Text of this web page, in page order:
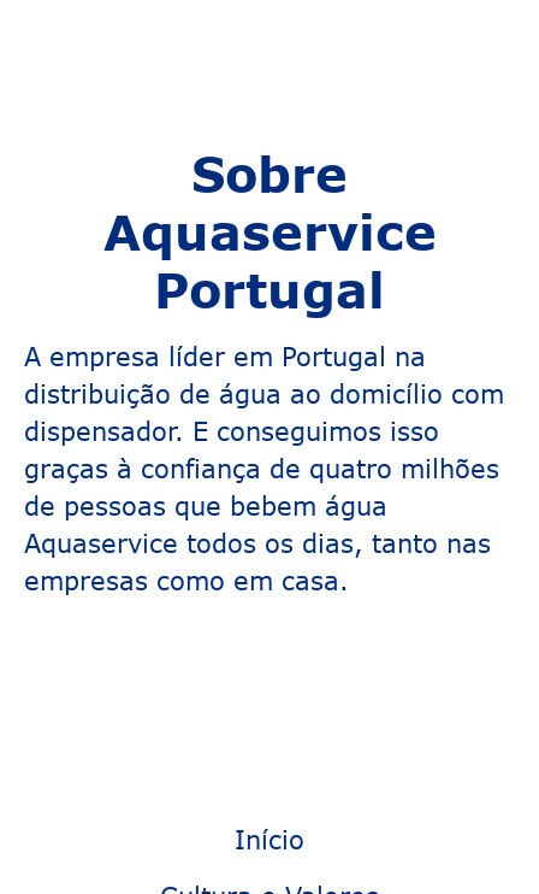
Sobre
Aquaservice
Portugal
A empresa líder em Portugal na
distribuição de água ao domicílio com
dispensador. E conseguimos isso
graças à confiança de quatro milhões
de pessoas que bebem água
Aquaservice todos os dias, tanto nas
empresas como em casa.
Início